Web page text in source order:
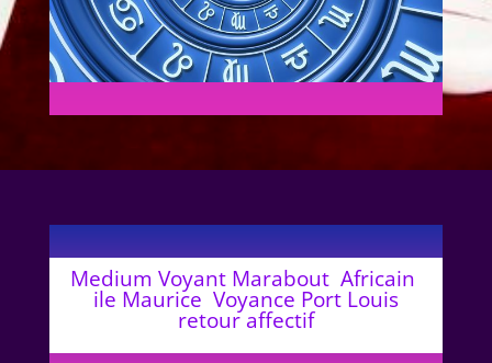
Medium Voyant Marabout Africain
ile Maurice Voyance Port Louis
retour affectif